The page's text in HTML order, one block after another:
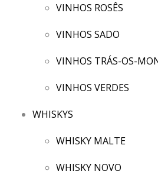
VINHOS ROSÊS
VINHOS SADO
VINHOS TRÁS-OS-
VINHOS VERDES
WHISKYS
WHISKY MALTE
WHISKY NOVO